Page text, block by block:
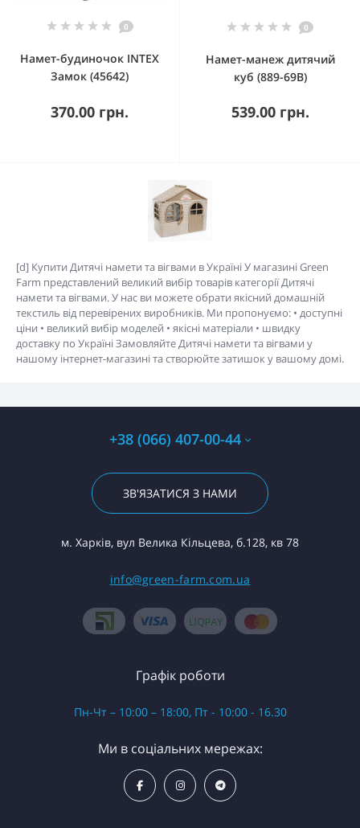
0
Намет-будиночок INTEX
Замок (45642)
370.00 грн.
0
Намет-манеж дитячий
куб (889-69В)
539.00 грн.
[d] Купити Дитячі намети та вігвами в Україні У магазині Green
Farm представлений великий вибір товарів категорії Дитячі
намети та вігвами. У нас ви можете обрати якісний домашній
текстиль від перевірених виробників. Ми пропонуємо: • доступні
ціни • великий вибір моделей • якісні матеріали • швидку
доставку по Україні Замовляйте Дитячі намети та вігвами у
нашому інтернет-магазині та створюйте затишок у вашому домі.
+38 (066) 407-00-44
ЗВ'ЯЗАТИСЯ З НАМИ
м. Харків, вул Велика Кільцева, б.128, кв 78
info@green-farm.com.ua
Графік роботи
Пн-Чт – 10:00 – 18:00, Пт - 10:00 - 16.30
Ми в соціальних мережах: